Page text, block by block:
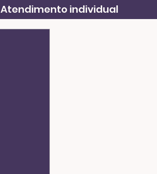
Atendimento individual